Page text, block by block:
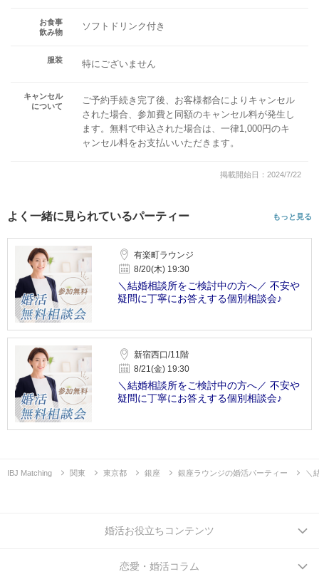
お食事
飲み物
ソフトドリンク付き
服装 特にございません
キャンセル
について
ご予約手続き完了後、お客様都合によりキャンセル
された場合、参加費と同額のキャンセル料が発生し
ます。無料で申込された場合は、一律1,000円のキ
ャンセル料をお支払いいただきます。
掲載開始日：2024/7/22
よく一緒に見られているパーティー もっと見る
有楽町ラウンジ
8/20(木) 19:30
＼結婚相談所をご検討中の方へ／ 不安や
疑問に丁寧にお答えする個別相談会♪
新宿西口/11階
8/21(金) 19:30
＼結婚相談所をご検討中の方へ／ 不安や
疑問に丁寧にお答えする個別相談会♪
IBJ Matching 関東 東京都 銀座 銀座ラウンジの婚活パーティー ＼
婚活お役立ちコンテンツ
恋愛・婚活コラム